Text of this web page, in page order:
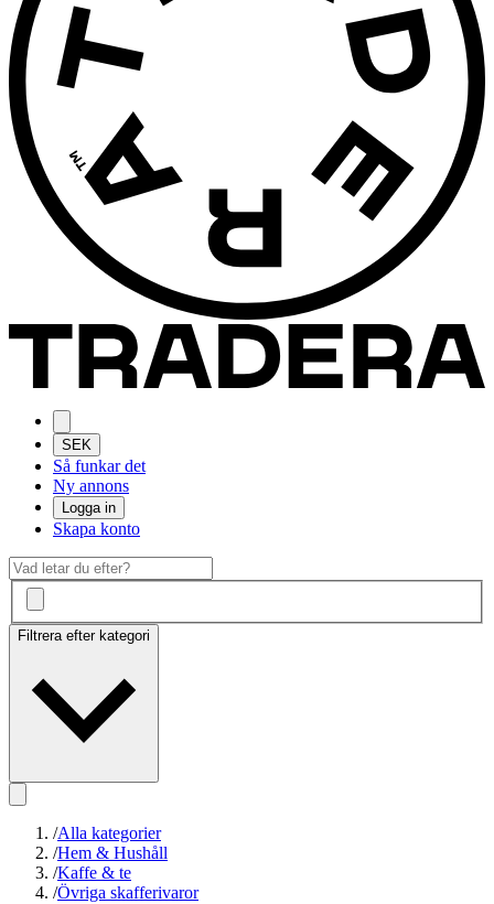
SEK
Så funkar det
Ny annons
Logga in
Skapa konto
Filtrera efter kategori
/Alla kategorier
/Hem & Hushåll
/Kaffe & te
/Övriga skafferivaror